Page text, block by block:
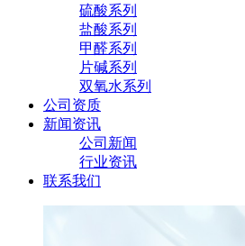
硫酸系列
盐酸系列
甲醛系列
片碱系列
双氧水系列
公司资质
新闻资讯
公司新闻
行业资讯
联系我们